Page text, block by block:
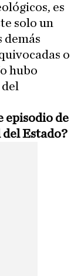
es
solo un
demás
o
hubo
episodio de
Estado?